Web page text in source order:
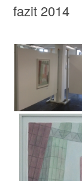
fazit 2014